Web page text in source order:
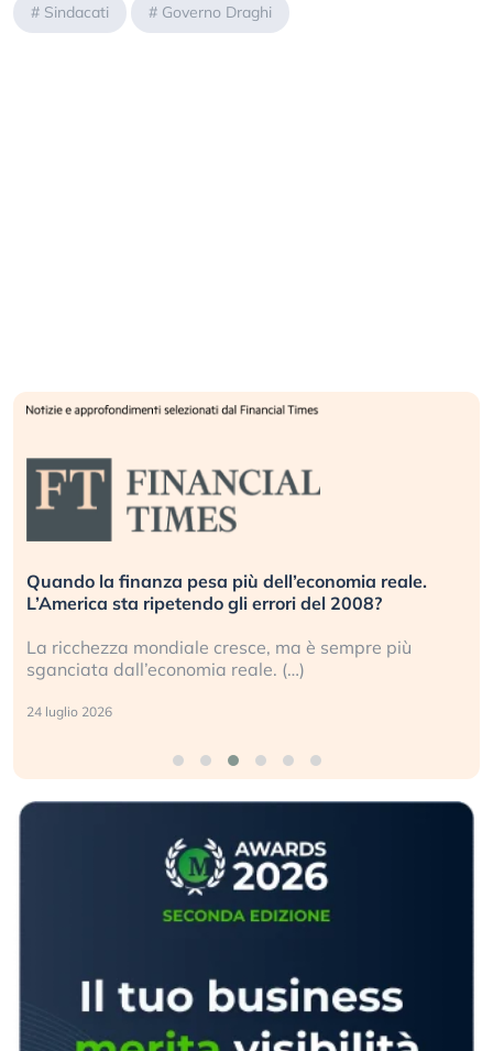
# Sindacati # Governo Draghi
Quando la finanza pesa più dell’economia reale.
L’America sta ripetendo gli errori del 2008?
La ricchezza mondiale cresce, ma è sempre più
sganciata dall’economia reale. (…)
24 luglio 2026